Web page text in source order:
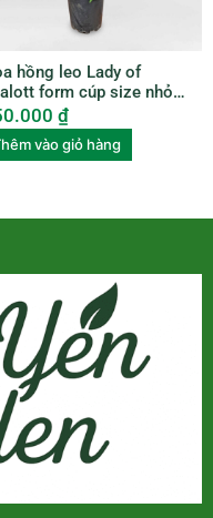
hồng leo Lady of
form cúp size nhỏ
₫
vào giỏ hàng